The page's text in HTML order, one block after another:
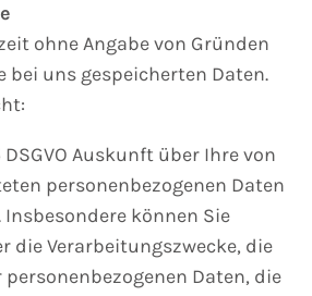
ohne Angabe von Gründen
bei uns gespeicherten Daten.
DSGVO Auskunft über Ihre von
personenbezogenen Daten
Insbesondere können Sie
die Verarbeitungszwecke, die
personenbezogenen Daten, die